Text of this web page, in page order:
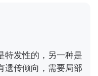
，并吞服奥硝唑片
精会和该药物形成双
特发性的，另一种是
遗传倾向，需要局部